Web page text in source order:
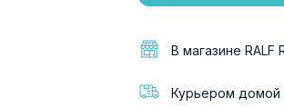
В магазине RALF
Курьером домой